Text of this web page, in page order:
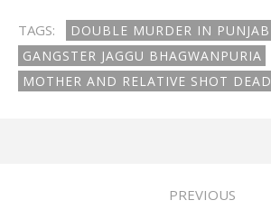
TAGS:
DOUBLE MURDER IN PUNJAB
GANGSTER JAGGU BHAGWANPURIA
MOTHER AND RELATIVE SHOT DEAD
PREVIOUS